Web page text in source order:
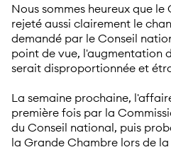
Nous sommes heureux que
rejeté aussi clairement le
demandé par le Conseil
point de vue, l'augmentation
serait disproportionnée et
La semaine prochaine,
première fois par la
du Conseil national, puis
la Grande Chambre lors de la